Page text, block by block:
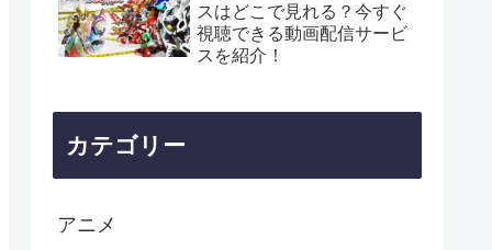
スはどこで見れる？今すぐ
視聴できる動画配信サービ
スを紹介！
カテゴリー
アニメ